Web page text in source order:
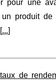
pour une
un produit
...]
de